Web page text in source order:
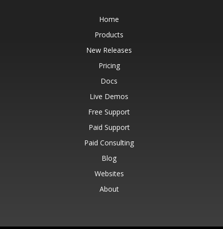
Home
Products
New Releases
Pricing
Docs
Live Demos
Free Support
Paid Support
Paid Consulting
Blog
Websites
About